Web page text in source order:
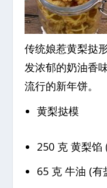
传统娘惹黄梨挞
发浓郁的奶油香
流行的新年饼。
黄梨挞模
250 克 黄梨馅
65 克 牛油 (有